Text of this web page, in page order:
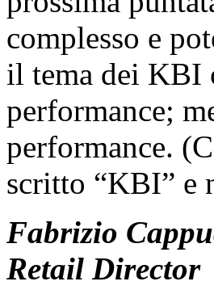
complesso e
il tema dei KBI
performance;
performance.
scritto “KBI” e
Fabrizio
Retail Director